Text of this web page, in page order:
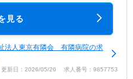
見る
法人東京有隣会 有隣病院の求
更新日：2026/05/26 求人番号：9857753